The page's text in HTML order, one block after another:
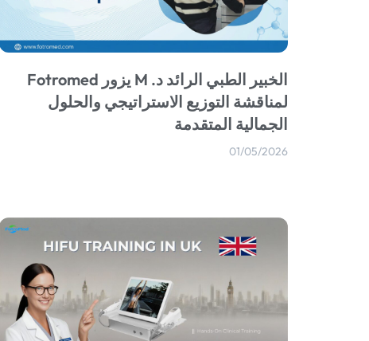
الخبير الطبي الرائد د. M يزور Fotromed
لمناقشة التوزيع الاستراتيجي والحلول
الجمالية المتقدمة
01/05/2026